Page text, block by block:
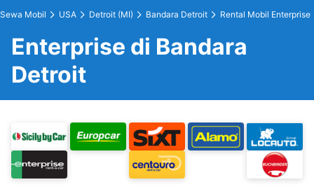
Sewa Mobil USA Detroit (MI) Bandara Detroit Rental Mobil Enterprise
Enterprise di Bandara
Detroit